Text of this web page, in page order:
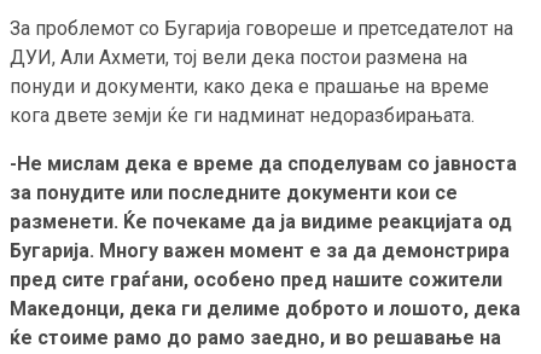
За проблемот со Бугарија говореше и претседателот на
ДУИ, Али Ахмети, тој вели дека постои размена на
понуди и документи, како дека е прашање на време
кога двете земји ќе ги надминат недоразбирањата.
-Не мислам дека е време да споделувам со јавноста
за понудите или последните документи кои се
разменети. Ќе почекаме да ја видиме реакцијата од
Бугарија. Многу важен момент е за да демонстрира
пред сите граѓани, особено пред нашите сожители
Македонци, дека ги делиме доброто и лошото, дека
ќе стоиме рамо до рамо заедно, и во решавање на